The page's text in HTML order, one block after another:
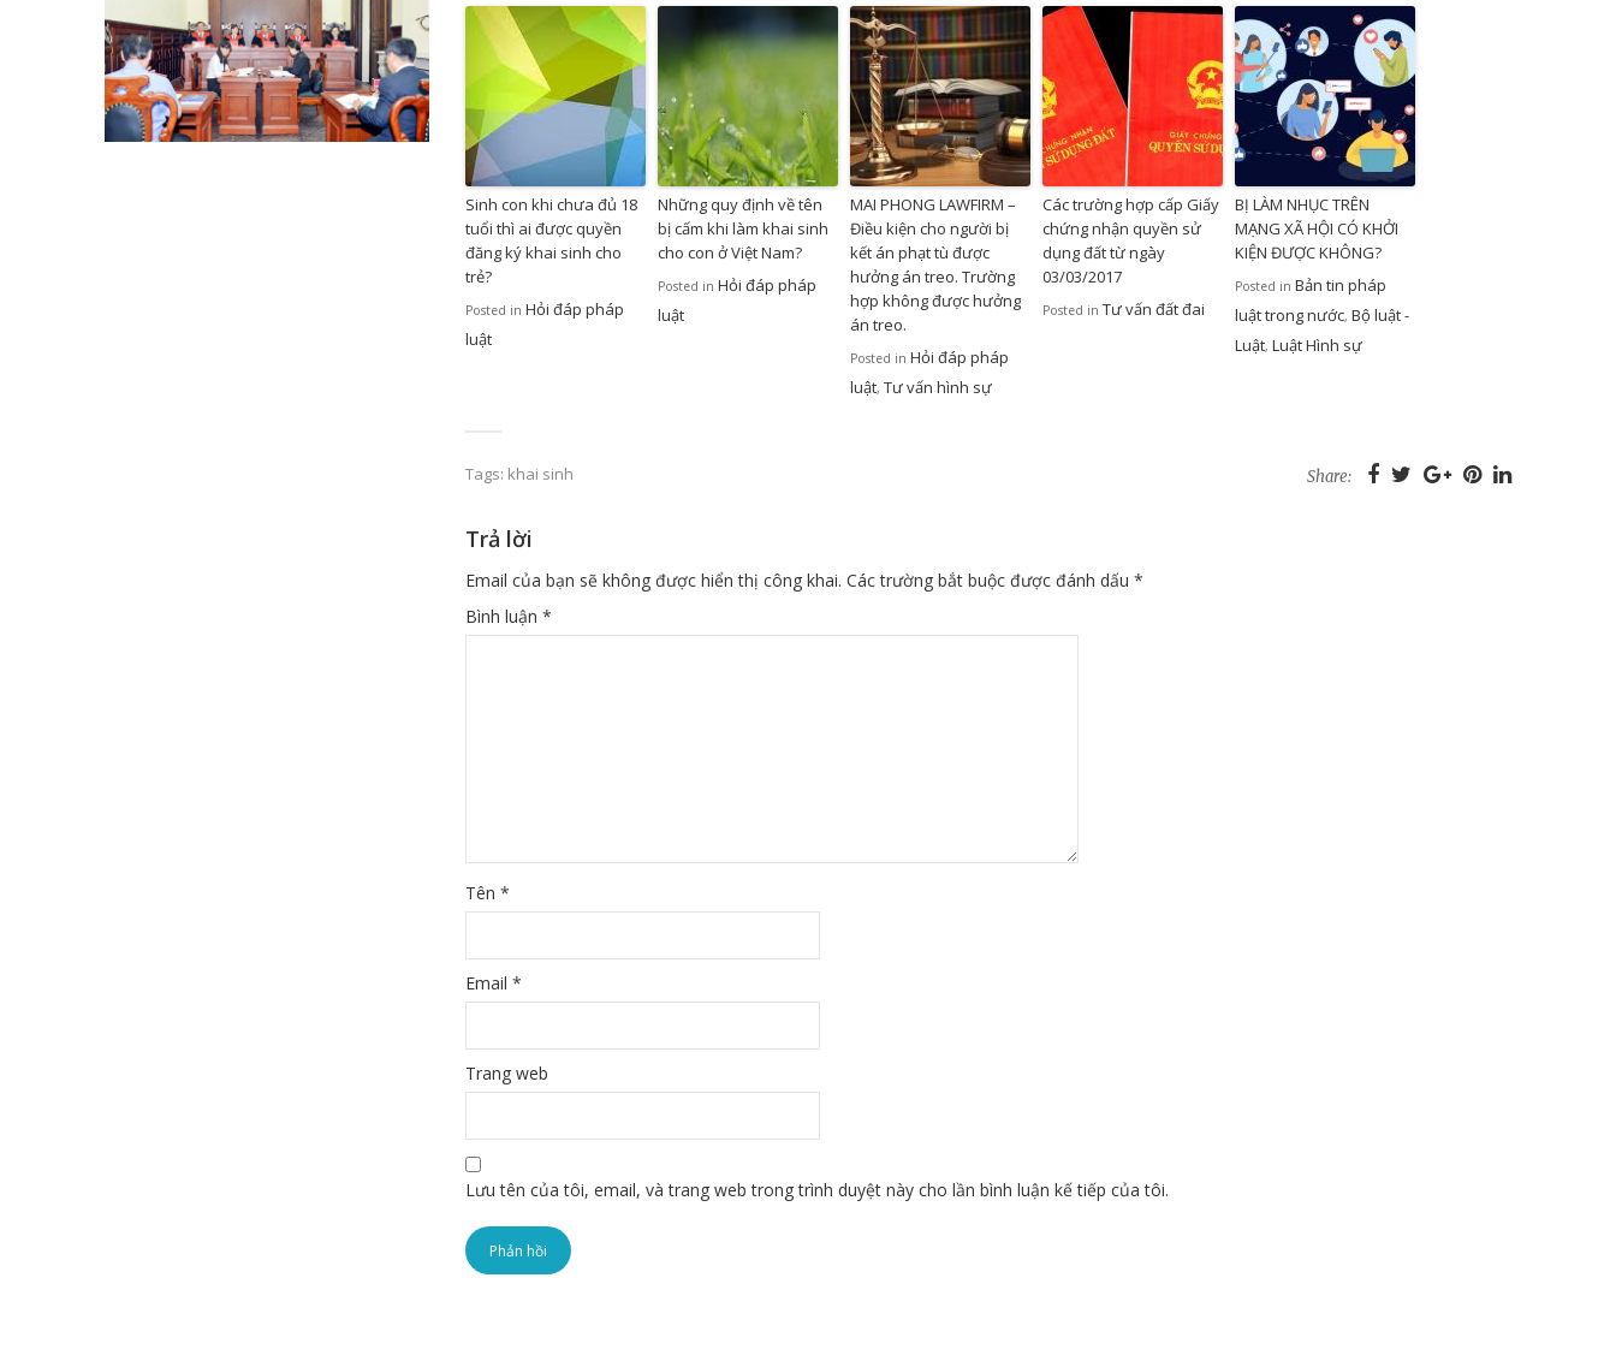
Sinh con khi chưa đủ 18
tuổi thì ai được quyền
đăng ký khai sinh cho
trẻ?
Posted in Hỏi đáp pháp
luật
Những quy định về tên
bị cấm khi làm khai sinh
cho con ở Việt Nam?
Posted in Hỏi đáp pháp
luật
MAI PHONG LAWFIRM –
Điều kiện cho người bị
kết án phạt tù được
hưởng án treo. Trường
hợp không được hưởng
án treo.
Posted in Hỏi đáp pháp
luật, Tư vấn hình sự
Các trường hợp cấp Giấy
chứng nhận quyền sử
dụng đất từ ngày
03/03/2017
Posted in Tư vấn đất đai
BỊ LÀM NHỤC TRÊN
MẠNG XÃ HỘI CÓ KHỞI
KIỆN ĐƯỢC KHÔNG?
Posted in Bản tin pháp
luật trong nước, Bộ luật -
Luật, Luật Hình sự
Tags: khai sinh Share:
Trả lời
Email của bạn sẽ không được hiển thị công khai. Các trường bắt buộc được đánh dấu *
Bình luận *
Tên *
Email *
Trang web
Lưu tên của tôi, email, và trang web trong trình duyệt này cho lần bình luận kế tiếp của tôi.